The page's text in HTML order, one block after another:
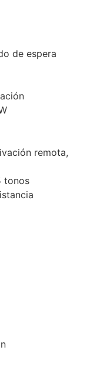
de espera
remota,
tonos